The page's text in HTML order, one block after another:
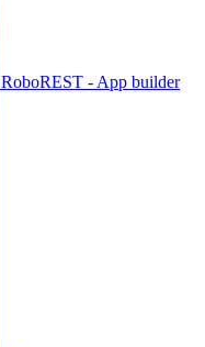
RoboREST - App builder